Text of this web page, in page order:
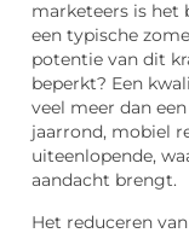
marketeers is het
een typische
potentie van dit
beperkt? Een
veel meer dan
jaarrond, mobiel
uiteenlopende,
aandacht brengt.
Het reduceren